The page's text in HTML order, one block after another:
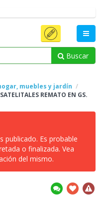
Buscar
muebles y jardín
SATELITALES REMATO EN GS.
publicado. Es probable
o finalizada. Vea
del mismo.